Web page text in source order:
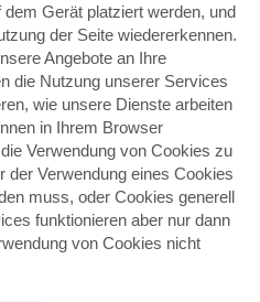
Gerät platziert werden, und
der Seite wiedererkennen.
Angebote an Ihre
die Nutzung unserer Services
wie unsere Dienste arbeiten
in Ihrem Browser
Verwendung von Cookies zu
Verwendung eines Cookies
muss, oder Cookies generell
funktionieren aber nur dann
von Cookies nicht